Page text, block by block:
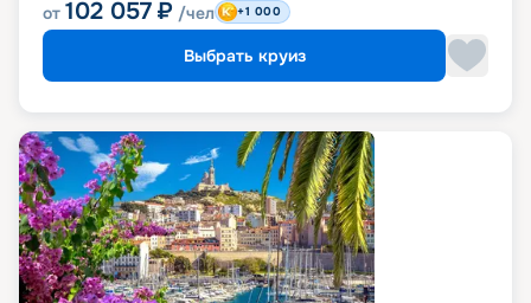
от 102 057 ₽ /чел +1 000
Выбрать круиз